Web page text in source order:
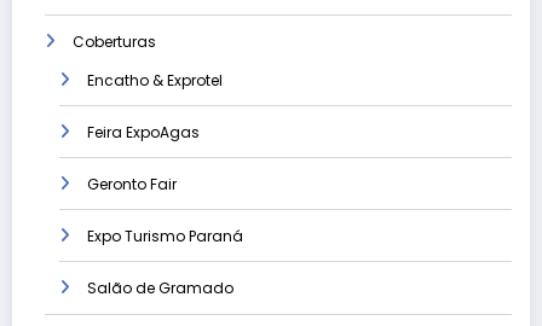
Coberturas
Encatho & Exprotel
Feira ExpoAgas
Geronto Fair
Expo Turismo Paraná
Salão de Gramado